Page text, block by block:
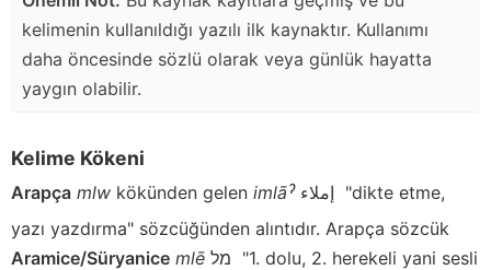
kelimenin kullanıldığı yazılı ilk kaynaktır. Kullanımı
daha öncesinde sözlü olarak veya günlük hayatta
yaygın olabilir.
Kelime Kökeni
Arapça mlw kökünden gelen imlāˀ
"dikte etme,
yazı yazdırma" sözcüğünden alıntıdır. Arapça sözcük
Aramice/Süryanice mlē
"1. dolu, 2. herekeli yani sesli